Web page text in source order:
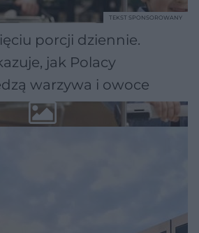
porcji dziennie.
jak Polacy
warzywa i owoce
TEKST SPONSOROWANY